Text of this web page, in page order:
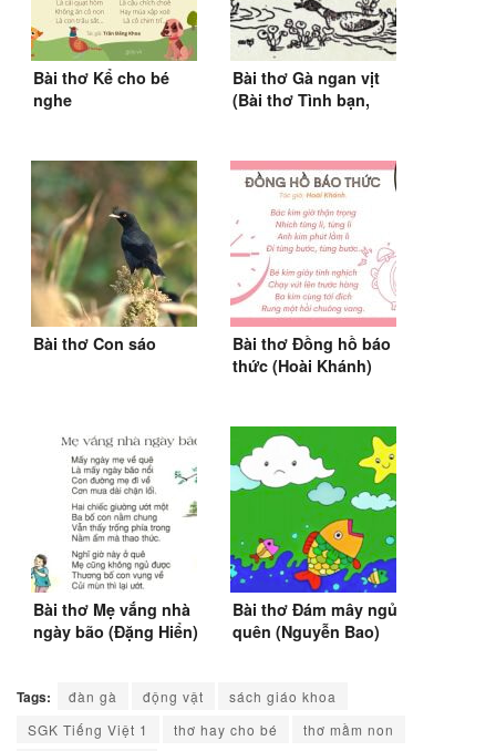
Bài thơ Kể cho bé
nghe
Bài thơ Gà ngan vịt
(Bài thơ Tình bạn,
Bài thơ Con sáo
Bài thơ Đồng hồ báo
thức (Hoài Khánh)
Bài thơ Mẹ vắng nhà
ngày bão (Đặng Hiển)
Bài thơ Đám mây ngủ
quên (Nguyễn Bao)
Tags: đàn gà động vật
sách giáo khoa
SGK Tiếng Việt 1
thơ hay cho bé
thơ mầm non